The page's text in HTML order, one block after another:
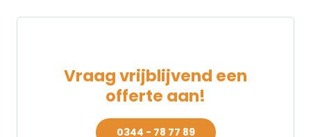
Vraag vrijblijvend een
offerte aan!
0344 - 78 77 89